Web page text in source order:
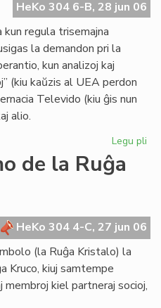
HeKo 304 6-B, 28 jun 06
regula trisemajna
la demandon pri la
kun analizoj kaj
(kiu kaŭzis al UEA perdon
Televido (kiu ĝis nun
alio.
Legu pli
de la Ruĝa
HeKo 304 4-C, 27 jun 06
(la Ruĝa Kristalo) la
Kruco, kiuj samtempe
kiel partneraj socioj,